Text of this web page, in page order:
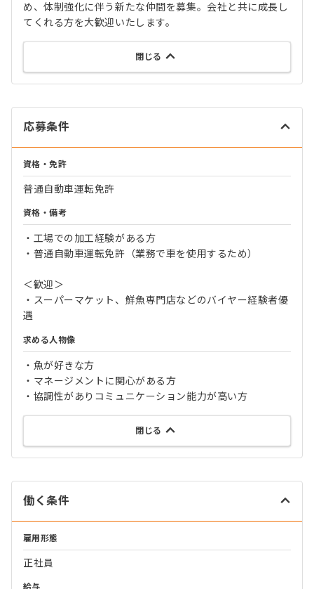
め、体制強化に伴う新たな仲間を募集。会社と共に成長し
てくれる方を大歓迎いたします。
閉じる
応募条件
資格・免許
普通自動車運転免許
資格・備考
・工場での加工経験がある方
・普通自動車運転免許（業務で車を使用するため）
＜歓迎＞
・スーパーマケット、鮮魚専門店などのバイヤー経験者優
遇
求める人物像
・魚が好きな方
・マネージメントに関心がある方
・協調性がありコミュニケーション能力が高い方
閉じる
働く条件
雇用形態
正社員
給与